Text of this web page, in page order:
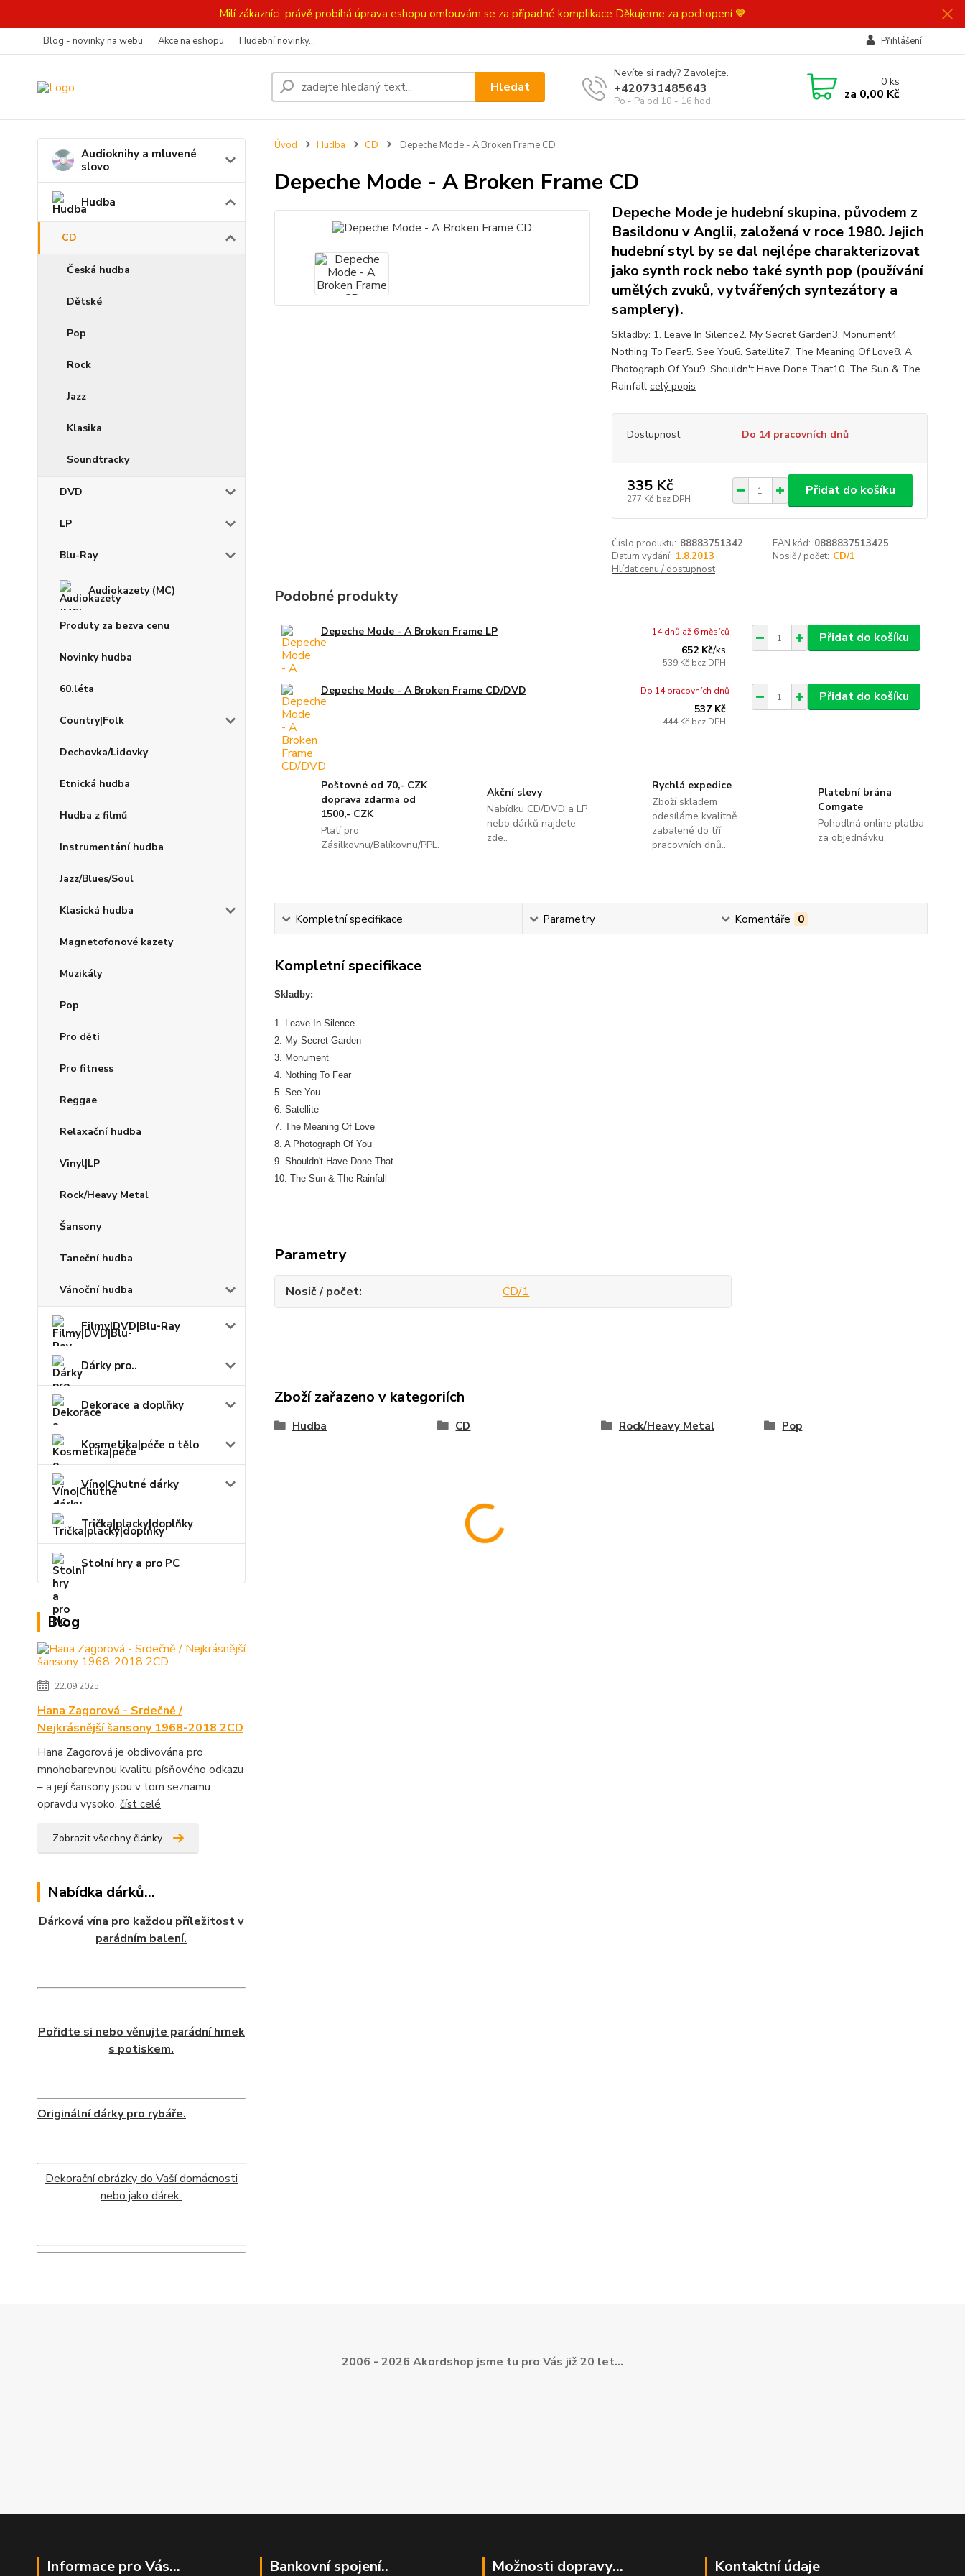
Milí zákazníci, právě probíhá úprava eshopu omlouvám se za případné komplikace Děkujeme za pochopení 💙
Blog - novinky na webu Akce na eshopu Hudební novinky... Přihlášení
Hledat
Nevíte si rady? Zavolejte.
+420731485643
Po - Pá od 10 - 16 hod.
0ks
za 0,00 Kč
Audioknihy a mluvené
slovo
Hudba
CD
Česká hudba
Dětské
Pop
Rock
Jazz
Klasika
Soundtracky
DVD
LP
Blu-Ray
Audiokazety (MC)
Produty za bezva cenu
Novinky hudba
60.léta
Country|Folk
Dechovka/Lidovky
Etnická hudba
Hudba z filmů
Instrumentání hudba
Jazz/Blues/Soul
Klasická hudba
Magnetofonové kazety
Muzikály
Pop
Pro děti
Pro fitness
Reggae
Relaxační hudba
Vinyl|LP
Rock/Heavy Metal
Šansony
Taneční hudba
Vánoční hudba
Filmy|DVD|Blu-Ray
Dárky pro..
Dekorace a doplňky
Kosmetika|péče o tělo
Víno|Chutné dárky
Trička|placky|doplňky
Stolní hry a pro PC
Blog
22.09.2025
Hana Zagorová - Srdečně /
Nejkrásnější šansony 1968-2018 2CD
Hana Zagorová je obdivována pro
mnohobarevnou kvalitu písňového odkazu
– a její šansony jsou v tom seznamu
opravdu vysoko. číst celé
Zobrazit všechny články
Nabídka dárků...
Dárková vína pro každou příležitost v
parádním balení.
Pořidte si nebo věnujte parádní hrnek
s potiskem.
Originální dárky pro rybáře.
Dekorační obrázky do Vaší domácnosti
nebo jako dárek.
Úvod Hudba CD Depeche Mode - A Broken Frame CD
Depeche Mode - A Broken Frame CD
Depeche Mode je hudební skupina, původem z
Basildonu v Anglii, založená v roce 1980. Jejich
hudební styl by se dal nejlépe charakterizovat
jako synth rock nebo také synth pop (používání
umělých zvuků, vytvářených syntezátory a
samplery).
Skladby: 1. Leave In Silence2. My Secret Garden3. Monument4.
Nothing To Fear5. See You6. Satellite7. The Meaning Of Love8. A
Photograph Of You9. Shouldn't Have Done That10. The Sun & The
Rainfall celý popis
Dostupnost Do 14 pracovních dnů
335 Kč
277 Kč bez DPH
Přidat do košíku
Číslo produktu: 88883751342 EAN kód: 0888837513425
Datum vydání: 1.8.2013 Nosič / počet: CD/1
Hlídat cenu / dostupnost
Podobné produkty
Depeche Mode - A Broken Frame LP
652 Kč/ks
539 Kč bez DPH
14 dnů až 6 měsíců Přidat do košíku
Depeche Mode - A Broken Frame CD/DVD
537 Kč
444 Kč bez DPH
Do 14 pracovních dnů Přidat do košíku
Poštovné od 70,- CZK
doprava zdarma od
1500,- CZK
Platí pro
Zásilkovnu/Balíkovnu/PPL.
Akční slevy
Nabídku CD/DVD a LP
nebo dárků najdete
zde..
Rychlá expedice
Zboží skladem
odesíláme kvalitně
zabalené do tří
pracovních dnů..
Platební brána
Comgate
Pohodlná online platba
za objednávku.
Kompletní specifikace Parametry Komentáře 0
Kompletní specifikace
Skladby:
1. Leave In Silence
2. My Secret Garden
3. Monument
4. Nothing To Fear
5. See You
6. Satellite
7. The Meaning Of Love
8. A Photograph Of You
9. Shouldn't Have Done That
10. The Sun & The Rainfall
Parametry
Nosič / počet CD/1
Zboží zařazeno v kategoriích
Hudba CD Rock/Heavy Metal Pop
2006 - 2026 Akordshop jsme tu pro Vás již 20 let...
Informace pro Vás... Bankovní spojení.. Možnosti dopravy... Kontaktní údaje